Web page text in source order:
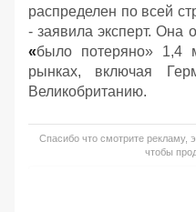
распределен по всей
- заявила эксперт. Она
«было потеряно» 1,4
рынках, включая
Великобританию.
Спасибо что смотрите рекламу,
чтобы